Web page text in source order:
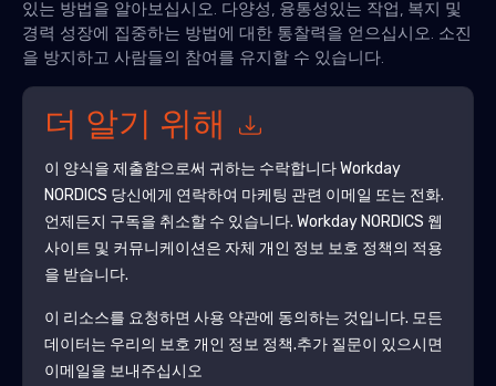
있는 방법을 알아보십시오. 다양성, 융통성있는 작업, 복지 및
경력 성장에 집중하는 방법에 대한 통찰력을 얻으십시오. 소진
을 방지하고 사람들의 참여를 유지할 수 있습니다.
더 알기 위해
이 양식을 제출함으로써 귀하는 수락합니다Workday
NORDICS 당신에게 연락하여 마케팅 관련 이메일 또는 전화.
언제든지 구독을 취소할 수 있습니다. Workday NORDICS 웹
사이트 및 커뮤니케이션은 자체 개인 정보 보호 정책의 적용
을 받습니다.
이 리소스를 요청하면 사용 약관에 동의하는 것입니다. 모든
데이터는 우리의 보호 개인 정보 정책.추가 질문이 있으시면
이메일을 보내주십시오